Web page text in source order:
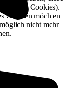
Cookies).
zulassen möchten.
nicht mehr